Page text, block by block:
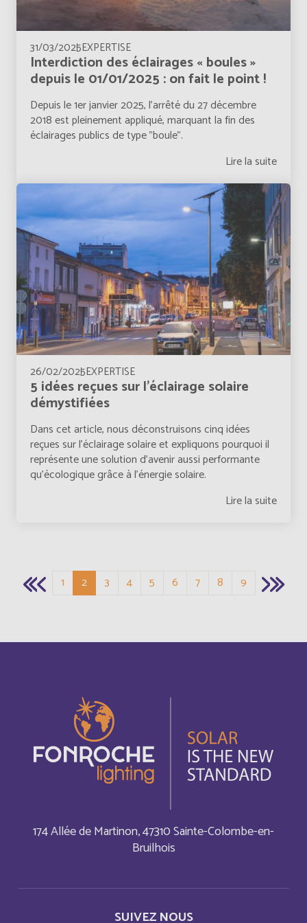
31/03/2025EXPERTISE
Interdiction des éclairages « boules »
depuis le 01/01/2025 : on fait le point !
Depuis le 1er janvier 2025, l’arrêté du 27 décembre
2018 est pleinement appliqué, marquant la fin des
éclairages publics de type "boule".
Lire la suite
26/02/2025EXPERTISE
5 idées reçues sur l’éclairage solaire
démystifiées
Dans cet article, nous déconstruisons cinq idées
reçues sur l’éclairage solaire et expliquons pourquoi il
représente une solution d’avenir aussi performante
qu’écologique grâce à l'énergie solaire.
Lire la suite
Page
1 Page courante
2 Page
3 Page
4 Page
5 Page
6 Page
7 Page
8 Page
9
SUIVEZ NOUS
174 Allée de Martinon, 47310 Sainte-Colombe-en-
Bruilhois
Bermuda Anglais
Bermudes
Bhutan Anglais
Bolivia Español
Français
Bonaire, Sint Eustatius and Saba Anglais
Bosnia and Herzegovina Anglais
Botswana Anglais
Botswana Français
British Indian Ocean Territory Anglais
Brunei Darussalam Anglais
Bulgaria
Burkina Faso Français
Français
Cabo Verde
Cambodia
Canada Français
Central Afriquen Republic Anglais
Christmas Island